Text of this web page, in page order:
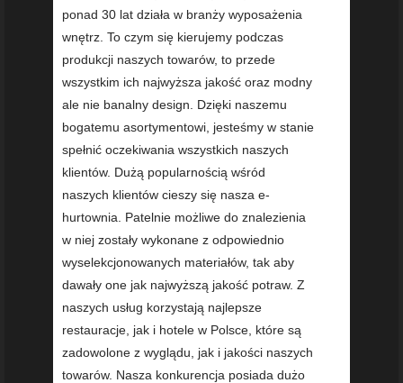
ponad 30 lat działa w branży wyposażenia
wnętrz. To czym się kierujemy podczas
produkcji naszych towarów, to przede
wszystkim ich najwyższa jakość oraz modny
ale nie banalny design. Dzięki naszemu
bogatemu asortymentowi, jesteśmy w stanie
spełnić oczekiwania wszystkich naszych
klientów. Dużą popularnością wśród
naszych klientów cieszy się nasza e-
hurtownia. Patelnie możliwe do znalezienia
w niej zostały wykonane z odpowiednio
wyselekcjonowanych materiałów, tak aby
dawały one jak najwyższą jakość potraw. Z
naszych usług korzystają najlepsze
restauracje, jak i hotele w Polsce, które są
zadowolone z wyglądu, jak i jakości naszych
towarów. Nasza konkurencja posiada dużo